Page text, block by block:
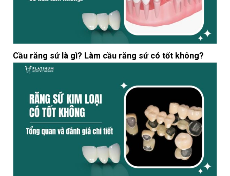
Cầu răng sứ là gì? Làm cầu răng sứ có tốt không?